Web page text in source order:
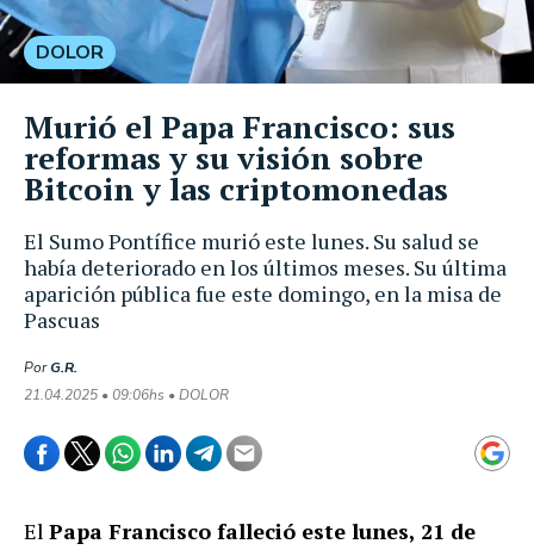
El Sumo Pontífice murió este lunes. Su salud se
había deteriorado en los últimos meses. Su última
aparición pública fue este domingo, en la misa de
Pascuas
PorG.R.
21.04.2025 • 09:06hs • DOLOR
DOLOR
Murió el Papa Francisco: sus
reformas y su visión sobre
Bitcoin y las criptomonedas
El Papa Francisco falleció este lunes, 21 de